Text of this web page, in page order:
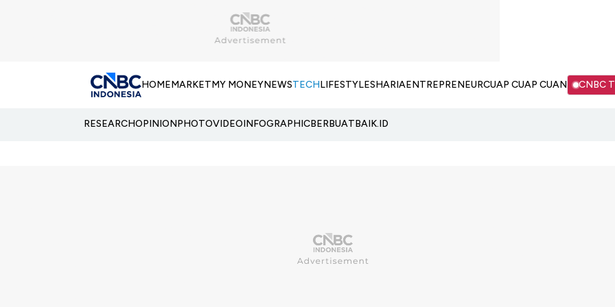
HOMEMARKETMY MONEYNEWSTECHLIFESTYLESHARIAENTREPRENEURCUAP CUAP CUAN CNBC
RESEARCHOPINIONPHOTOVIDEOINFOGRAPHICBERBUATBAIK.ID